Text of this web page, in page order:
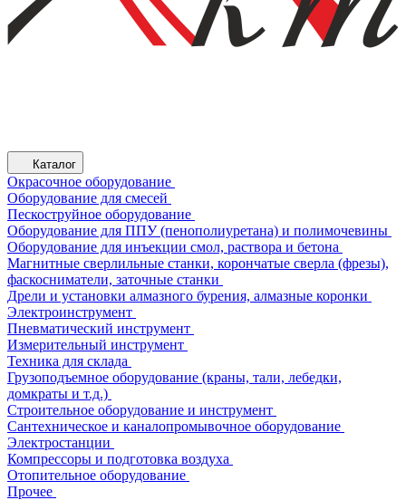
Каталог
Окрасочное оборудование
Оборудование для смесей
Пескоструйное оборудование
Оборудование для ППУ (пенополиуретана) и полимочевины
Оборудование для инъекции смол, раствора и бетона
Магнитные сверлильные станки, корончатые сверла (фрезы),
фаскосниматели, заточные станки
Дрели и установки алмазного бурения, алмазные коронки
Электроинструмент
Пневматический инструмент
Измерительный инструмент
Техника для склада
Грузоподъемное оборудование (краны, тали, лебедки,
домкраты и т.д.)
Строительное оборудование и инструмент
Сантехническое и каналопромывочное оборудование
Электростанции
Компрессоры и подготовка воздуха
Отопительное оборудование
Прочее